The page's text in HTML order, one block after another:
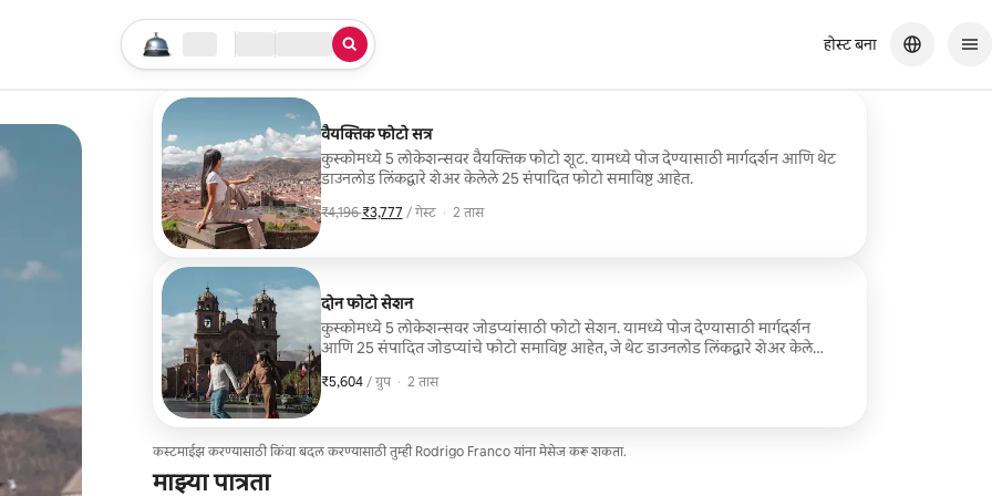
तुमचा सर्च सुरू करा
लोकेशन चेक इन / चेक आऊट
सेवेचा प्रकार
होस्ट बना
वैयक्तिक फोटो सत्र
कुस्कोमध्ये 5 लोकेशन्सवर वैयक्तिक फोटो शूट. यामध्ये पोज देण्यासाठी मार्गदर्शन आणि थेट
डाउनलोड लिंकद्वारे शेअर केलेले 25 संपादित फोटो समाविष्ट आहेत.
₹4,196₹3,777 ₹3,777 प्रति गेस्ट, आधीची किंमत, ₹4,196
/ गेस्ट
, · 2 तास
दोन फोटो सेशन
कुस्कोमध्ये 5 लोकेशन्सवर जोडप्यांसाठी फोटो सेशन. यामध्ये पोज देण्यासाठी मार्गदर्शन
आणि 25 संपादित जोडप्यांचे फोटो समाविष्ट आहेत, जे थेट डाउनलोड लिंकद्वारे शेअर केले
₹5,604 / ग्रुप
₹5,604, प्रति ग्रुप
, · 2 तास
कस्टमाईझ करण्यासाठी किंवा बदल करण्यासाठी तुम्ही Rodrigo Franco यांना मेसेज करू शकता.
माझ्या पात्रता